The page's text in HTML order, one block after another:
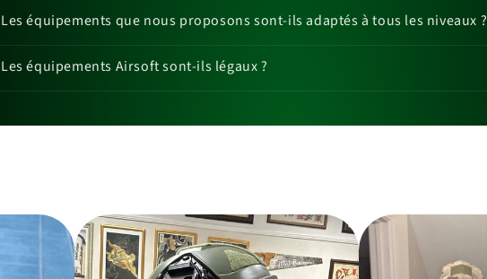
Les équipements que nous proposons sont-ils adaptés à tous les niveaux ?
Les équipements Airsoft sont-ils légaux ?